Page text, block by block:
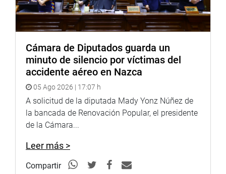
Cámara de Diputados guarda un
minuto de silencio por víctimas del
accidente aéreo en Nazca
05 Ago 2026 | 17:07 h
A solicitud de la diputada Mady Yonz Núñez de
la bancada de Renovación Popular, el presidente
de la Cámara...
Leer más >
Compartir